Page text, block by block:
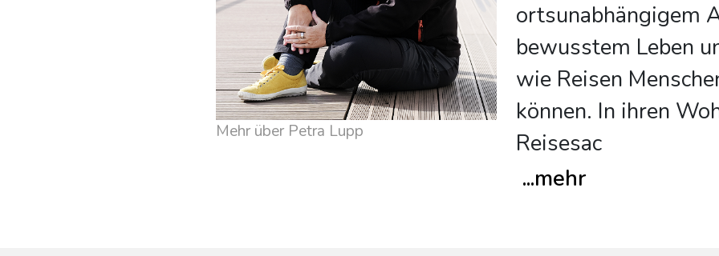
Mehr über Petra Lupp
ortsunabhängigem
bewusstem Leben
wie Reisen
können. In ihren
Reisesac
...mehr